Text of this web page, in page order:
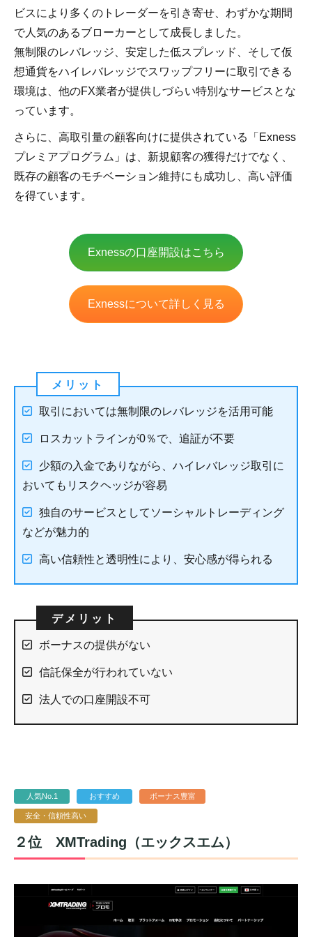
ビスにより多くのトレーダーを引き寄せ、わずかな期間
で人気のあるブローカーとして成長しました。
無制限のレバレッジ、安定した低スプレッド、そして仮
想通貨をハイレバレッジでスワップフリーに取引できる
環境は、他のFX業者が提供しづらい特別なサービスとな
っています。
さらに、高取引量の顧客向けに提供されている「Exness
プレミアプログラム」は、新規顧客の獲得だけでなく、
既存の顧客のモチベーション維持にも成功し、高い評価
を得ています。
Exnessの口座開設はこちら
Exnessについて詳しく見る
取引においては無制限のレバレッジを活用可能
ロスカットラインが0％で、追証が不要
少額の入金でありながら、ハイレバレッジ取引に
おいてもリスクヘッジが容易
独自のサービスとしてソーシャルトレーディング
などが魅力的
高い信頼性と透明性により、安心感が得られる
ボーナスの提供がない
信託保全が行われていない
法人での口座開設不可
人気No.1 おすすめ ボーナス豊富
安全・信頼性高い
２位 XMTrading（エックスエム）